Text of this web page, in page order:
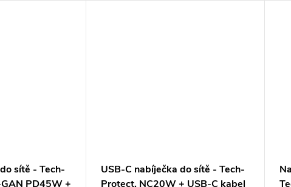
sítě - Tech-
PD45W +
USB-C nabíječka do sítě - Tech-
Protect, NC20W + USB-C kabel